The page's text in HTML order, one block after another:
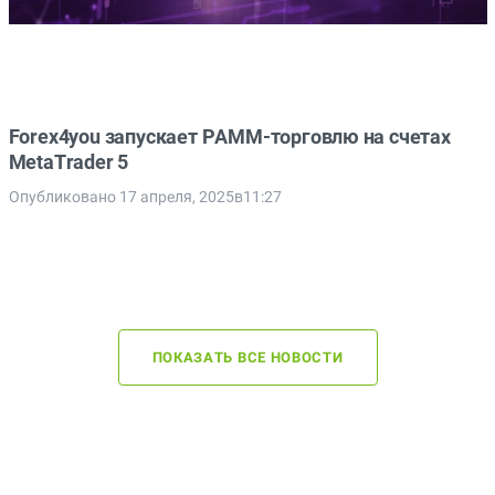
Forex4you запускает PAMM-торговлю на счетах
MetaTrader 5
Опубликовано 17 апреля, 2025в11:27
ПОКАЗАТЬ ВСЕ НОВОСТИ